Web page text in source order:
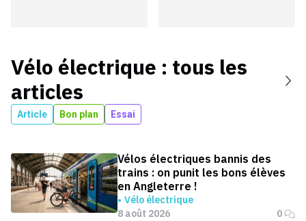
Vélo électrique : tous les
articles
Article Bon plan Essai
Vélos électriques bannis des
trains : on punit les bons élèves
en Angleterre !
Vélo électrique
8 août 2026
0